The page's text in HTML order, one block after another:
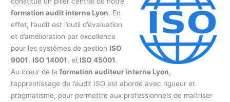
formation audit interne Lyon. En
effet, l’audit est l’outil d’évaluation
et d’amélioration par excellence
pour les systèmes de gestion ISO
9001 , ISO 14001 , et ISO 45001.
Au cœur de laformation auditeur interne Lyon,
l’apprentissage de l’audit ISO est abordé avec rigueur et
pragmatisme, pour permettre aux professionnels de maîtriser